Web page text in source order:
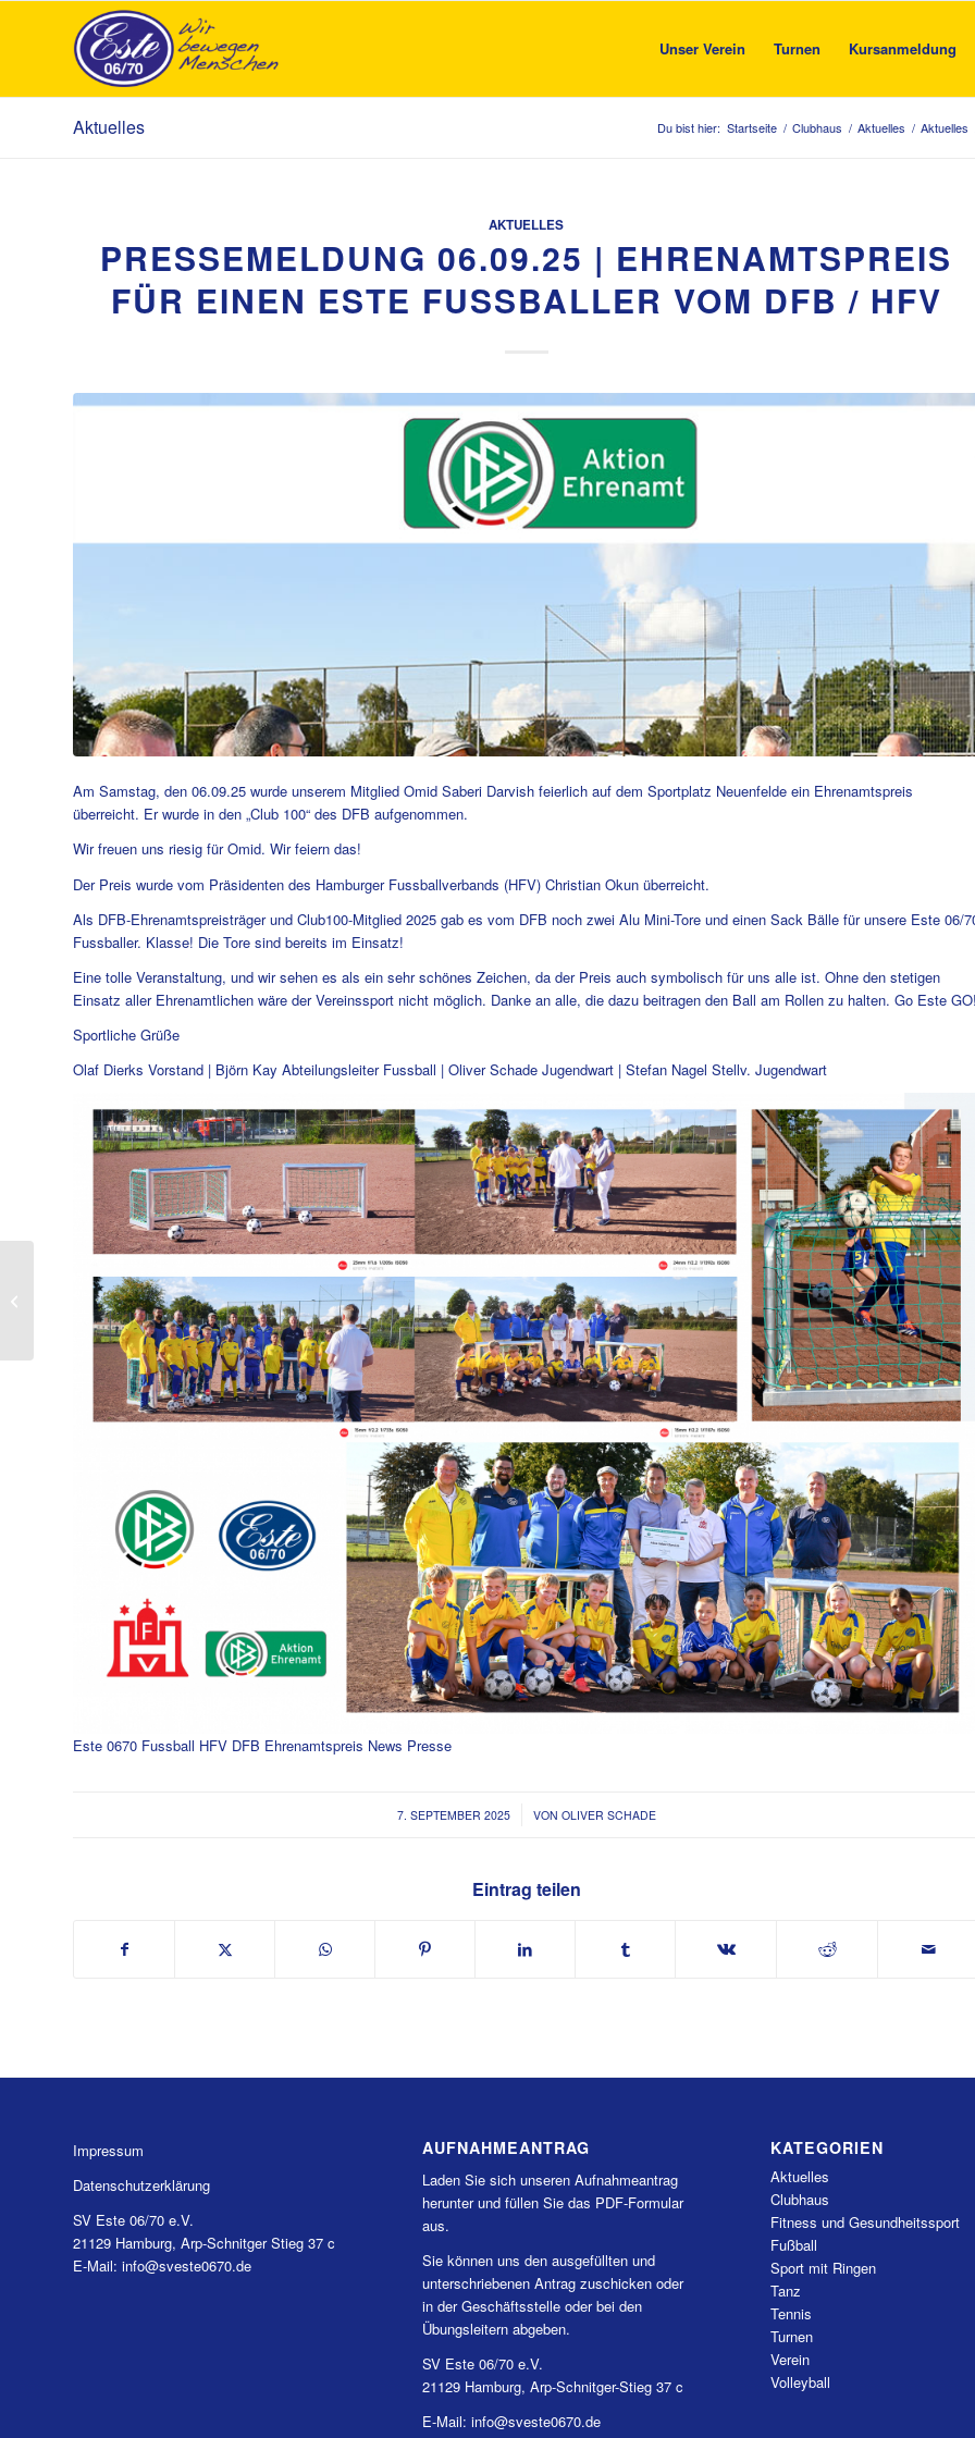
Unser Verein Turnen Kursanmeldung
Aktuelles Du bist hier: Startseite / Clubhaus / Aktuelles / Aktuelles
AKTUELLES
PRESSEMELDUNG 06.09.25 | EHRENAMTSPREIS
FÜR EINEN ESTE FUSSBALLER VOM DFB / HFV
Am Samstag, den 06.09.25 wurde unserem Mitglied Omid Saberi Darvish feierlich auf dem Sportplatz Neuenfelde ein Ehrenamtspreis
überreicht. Er wurde in den „Club 100“ des DFB aufgenommen.
Wir freuen uns riesig für Omid. Wir feiern das!
Der Preis wurde vom Präsidenten des Hamburger Fussballverbands (HFV) Christian Okun überreicht.
Als DFB-Ehrenamtspreisträgerund Club100-Mitglied 2025 gab es vom DFB noch zwei Alu Mini-Tore und einen Sack Bälle für unsere Este 06/
Fussballer. Klasse! Die Tore sind bereits im Einsatz!
Eine tolle Veranstaltung, und wir sehen es als ein sehr schönes Zeichen, da der Preis auch symbolisch für uns alle ist. Ohne den stetigen
Einsatz aller Ehrenamtlichen wäre der Vereinssport nicht möglich. Danke an alle, die dazu beitragen den Ball am Rollen zu halten. Go Este GO
Sportliche Grüße
Olaf Dierks Vorstand | Björn Kay Abteilungsleiter Fussball | Oliver Schade Jugendwart | Stefan Nagel Stellv. Jugendwart
Este 0670 Fussball HFV DFB Ehrenamtspreis News Presse
7. SEPTEMBER 2025
/ VON OLIVER SCHADE
Eintrag teilen
Impressum
Datenschutzerklärung
SV Este 06/70 e.V.
21129 Hamburg, Arp-Schnitger Stieg 37 c
E-Mail: info@sveste0670.de
AUFNAHMEANTRAG
Laden Sie sich unseren Aufnahmeantrag
herunter und füllen Sie das PDF-Formular
aus.
Sie können uns den ausgefüllten und
unterschriebenen Antrag zuschicken oder
in der Geschäftsstelle oder bei den
Übungsleitern abgeben.
SV Este 06/70 e.V.
21129 Hamburg, Arp-Schnitger-Stieg 37 c
E-Mail: info@sveste0670.de
KATEGORIEN
Aktuelles
Clubhaus
Fitness und Gesundheitssport
Fußball
Sport mit Ringen
Tanz
Tennis
Turnen
Verein
Volleyball
Sommerfest für Kinder
& Jugendliche